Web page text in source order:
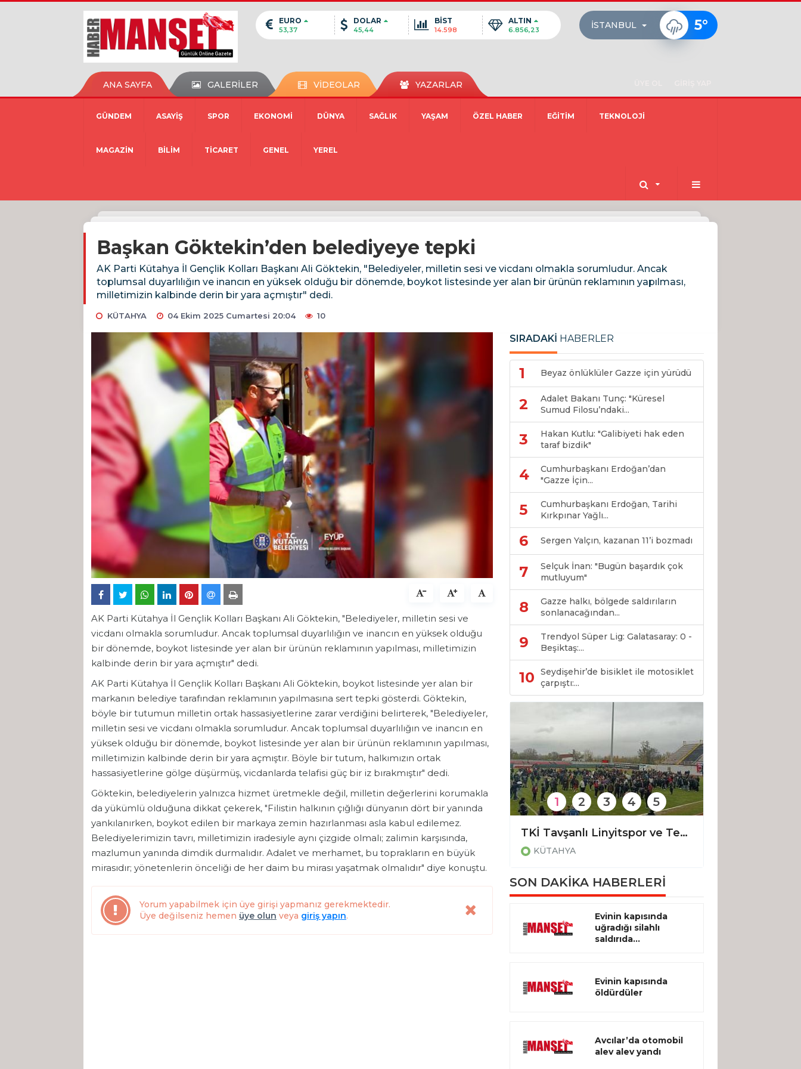
EURO
53,37
DOLAR
45,44
BİST
14.598
ALTIN
6.856,23 İSTANBUL 5°
ANA SAYFA GALERİLER VİDEOLAR YAZARLAR
GÜNDEM ASAYİŞ SPOR EKONOMİ DÜNYA SAĞLIK YAŞAM ÖZEL HABER EĞİTİM TEKNOLOJİ
MAGAZİN BİLİM TİCARET GENEL YEREL
Başkan Göktekin’den belediyeye tepki
AK Parti Kütahya İl Gençlik Kolları Başkanı Ali Göktekin, "Belediyeler, milletin sesi ve vicdanı olmakla sorumludur. Ancak
toplumsal duyarlılığın ve inancın en yüksek olduğu bir dönemde, boykot listesinde yer alan bir ürünün reklamının yapılması,
milletimizin kalbinde derin bir yara açmıştır" dedi.
KÜTAHYA 04 Ekim 2025 Cumartesi 20:04 10
AK Parti Kütahya İl Gençlik Kolları Başkanı Ali Göktekin, "Belediyeler, milletin sesi ve
vicdanı olmakla sorumludur. Ancak toplumsal duyarlılığın ve inancın en yüksek olduğu
bir dönemde, boykot listesinde yer alan bir ürünün reklamının yapılması, milletimizin
kalbinde derin bir yara açmıştır" dedi.
AK Parti Kütahya İl Gençlik Kolları Başkanı Ali Göktekin, boykot listesinde yer alan bir
markanın belediye tarafından reklamının yapılmasına sert tepki gösterdi. Göktekin,
böyle bir tutumun milletin ortak hassasiyetlerine zarar verdiğini belirterek, "Belediyeler,
milletin sesi ve vicdanı olmakla sorumludur. Ancak toplumsal duyarlılığın ve inancın en
yüksek olduğu bir dönemde, boykot listesinde yer alan bir ürünün reklamının yapılması,
milletimizin kalbinde derin bir yara açmıştır. Böyle bir tutum, halkımızın ortak
hassasiyetlerine gölge düşürmüş, vicdanlarda telafisi güç bir iz bırakmıştır" dedi.
Göktekin, belediyelerin yalnızca hizmet üretmekle değil, milletin değerlerini korumakla
da yükümlü olduğuna dikkat çekerek, "Filistin halkının çığlığı dünyanın dört bir yanında
yankılanırken, boykot edilen bir markaya zemin hazırlanması asla kabul edilemez.
Belediyelerimizin tavrı, milletimizin iradesiyle aynı çizgide olmalı; zalimin karşısında,
mazlumun yanında dimdik durmalıdır. Adalet ve merhamet, bu toprakların en büyük
mirasıdır; yönetenlerin önceliği de her daim bu mirası yaşatmak olmalıdır" diye konuştu.
Yorum yapabilmek için üye girişi yapmanız gerekmektedir.
Üye değilseniz hemen üye olun veya giriş yapın.
SIRADAKİ HABERLER
1 Beyaz önlüklüler Gazze için yürüdü
2
Adalet Bakanı Tunç: "Küresel
Sumud Filosu’ndaki...
3
Hakan Kutlu: "Galibiyeti hak eden
taraf bizdik"
4
Cumhurbaşkanı Erdoğan’dan
"Gazze İçin...
5
Cumhurbaşkanı Erdoğan, Tarihi
Kırkpınar Yağlı...
6 Sergen Yalçın, kazanan 11’i bozmadı
7
Selçuk İnan: "Bugün başardık çok
mutluyum"
8
Gazze halkı, bölgede saldırıların
sonlanacağından...
9
Trendyol Süper Lig: Galatasaray: 0 -
Beşiktaş:...
10
Seydişehir’de bisiklet ile motosiklet
çarpıştı:...
Emet’te kazan dairesi yangını
KÜTAHYA
TKİ Tavşanlı Linyitspor ve Tepecikspor 3. Lig yolunda
KÜTAHYA
1 2 3 4 5
SON DAKİKA HABERLERİ
Evinin kapısında
uğradığı silahlı
saldırıda...
Evinin kapısında
öldürdüler
Avcılar’da otomobil
alev alev yandı